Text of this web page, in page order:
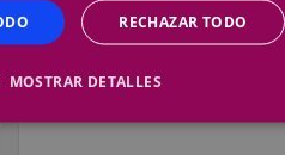
28mm
Precio por 1 ud
RECHAZAR TODO
MOSTRAR DETALLES